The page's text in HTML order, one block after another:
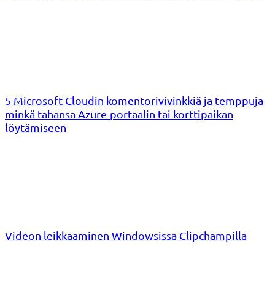
5 Microsoft Cloudin komentorivivinkkiä ja temppuja
minkä tahansa Azure-portaalin tai korttipaikan
löytämiseen
Videon leikkaaminen Windowsissa Clipchampilla